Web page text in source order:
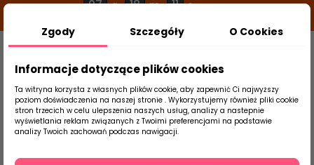
07 g 18 m 11 s
Szukaj
produktu
Strona Główna Salon / Taras Peronda
Zgody Szczegóły O Cookies
Informacje dotyczące plików cookies
Ta witryna korzysta z własnych plików cookie, aby zapewnić Ci najwyższy
poziom doświadczenia na naszej stronie . Wykorzystujemy również pliki cookie
stron trzecich w celu ulepszenia naszych usług, analizy a nastepnie
wyświetlania reklam związanych z Twoimi preferencjami na podstawie
analizy Twoich zachowań podczas nawigacji.